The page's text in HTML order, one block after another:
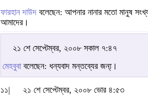
ফারহান দাউদ বলেছেন: আপনার নানার মতো মানুষ
আমাদের।
২১ শে সেপ্টেম্বর, ২০০৮ সকাল ৭:৪৭
মেহবুবাবলেছেন: ধন্যবাদ মন্তব্যের জন্য্।
১১|
২১ শে সেপ্টেম্বর, ২০০৮ ভোর ৪:৫৩